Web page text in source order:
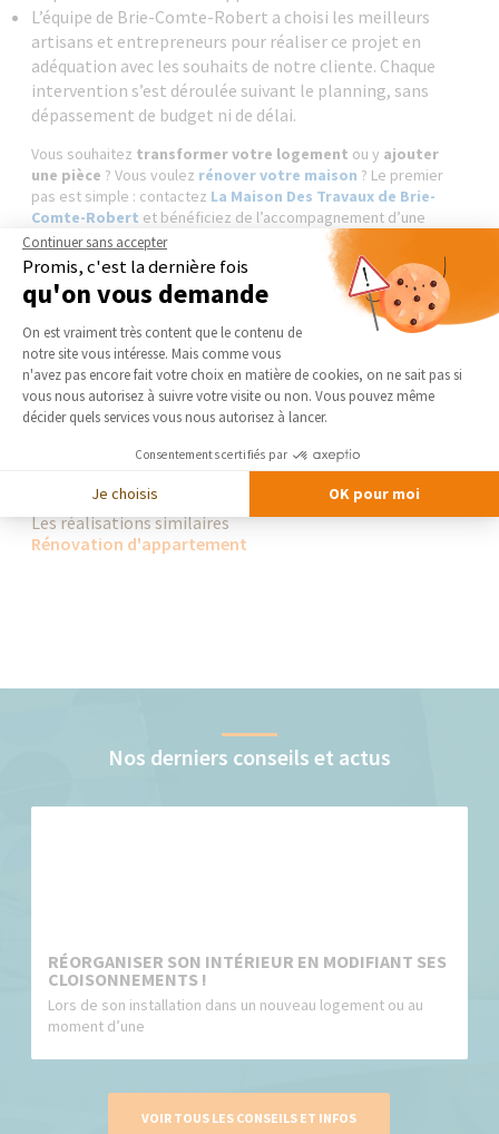
L’équipe de Brie-Comte-Robert a choisi les meilleurs
artisans et entrepreneurs pour réaliser ce projet en
adéquation avec les souhaits de notre cliente. Chaque
intervention s’est déroulée suivant le planning, sans
dépassement de budget ni de délai.
Vous souhaitez transformer votre logement ou y ajouter
une pièce ? Vous voulez rénover votre maison ? Le premier
pas est simple : contactez La Maison Des Travaux de Brie-
Comte-Robert et bénéficiez de l’accompagnement d’une
équipe pour réaliser votre projet à vos côtés ainsi que de l'accès
au réseau de professionnels locaux partenaires de notre
enseigne en Seine-et-Marne (Brie-Comte-Robert 77170, Servon
77170, Evry-Grégy-sur-Yerres 77166, Grisy-Suisnes 77166...) :
architecte 77, bureau d'étude 77, projeteur 3D 77, maçon 77,
plaquiste 77, menuisier 77, électricien 77, plombier 77, carreleur 77
DEMANDER UN DEVIS GRATUIT
Les réalisations similaires
Rénovation d'appartement
Nos derniers conseils et actus
RÉORGANISER SON INTÉRIEUR EN MODIFIANT SES
CLOISONNEMENTS !
Lors de son installation dans un nouveau logement ou au
moment d’une
VOIR TOUS LES CONSEILS ET INFOS
Continuer sans accepter
Promis, c'est la dernière fois
qu'on vous demande
Plateforme de Gestion du
On est vraiment très content que le contenu de
notre site vous intéresse. Mais comme vous
n'avez pas encore fait votre choix en matière de cookies, on ne sait pas si
vous nous autorisez à suivre votre visite ou non. Vous pouvez même
décider quels services vous nous autorisez à lancer.
Consentements certifiés par
Je choisis OK pour moi
Axeptio consent